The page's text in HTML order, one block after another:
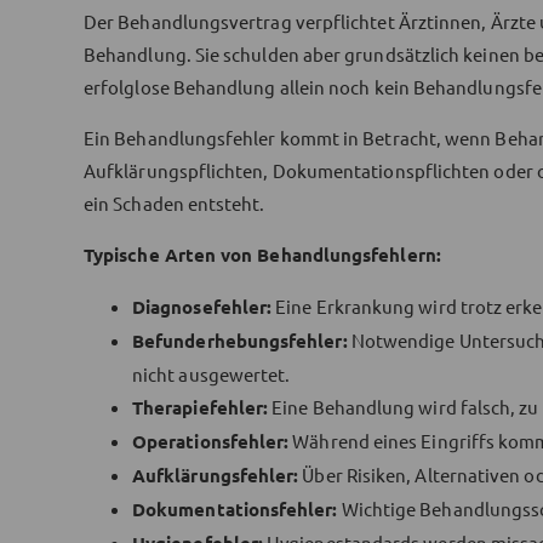
Der Behandlungsvertrag verpflichtet Ärztinnen, Ärzte
Behandlung. Sie schulden aber grundsätzlich keinen
erfolglose Behandlung allein noch kein
Ein Behandlungsfehler kommt in Betracht, wenn
Aufklärungspflichten, Dokumentationspflichten oder
ein Schaden entsteht.
Typische Arten von Behandlungsfehlern:
Diagnosefehler: Eine Erkrankung wird trotz
Befunderhebungsfehler: Notwendige
nicht ausgewertet.
Therapiefehler: Eine Behandlung wird falsch,
Operationsfehler: Während eines Eingriffs
Aufklärungsfehler: Über Risiken, Alternativen
Dokumentationsfehler: Wichtige